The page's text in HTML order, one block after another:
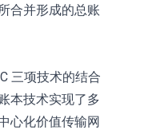
合并形成的总账
三项技术的结合
本技术实现了多
心化价值传输网